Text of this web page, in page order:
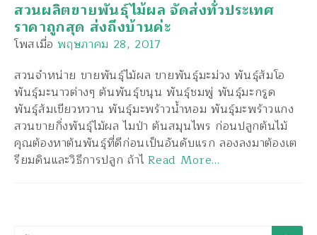
สวนผลิตขายพันธุ์ไม้ผล จัดส่งทั่วประเทศ
ราคาถูกสุด ส่งถึงบ้านค่ะ
โพสเมื่อ พฤษภาคม 28, 2017
สวนจำหน่าย ขายพันธุ์ไม้ผล ขายพันธุ์มะม่วง พันธุ์ส้มโอ
พันธุ์มะนาวต่างๆ ต้นพันธุ์ขนุน พันธุ์ชมพู่ พันธุ์มะกรูด
พันธุ์ส้มเขียวหวาน พันธุ์มะพร้าวน้ำหอม พันธุ์มะพร้าวแกง
สวนขายกิ่งพันธุ์ไม้ผล ไมป่า ต้นสมุนไพร ก่อนปลูกต้นไม้
คุณต้องหาต้นพันธุ์ที่ดีก่อนเป็นอันดับแรก ลองลงมาต้องเต
รียมดินและวิธีการปลูก ถ้าไRead More…